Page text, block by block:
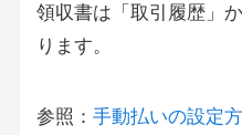
領収書は「取引履歴」
ります。
参照： 手動払いの設定